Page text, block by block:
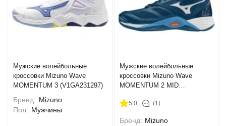
Мужские волейбольные
кроссовки Mizuno Wave
MOMENTUM 3 (V1GA231297)
Бренд: Mizuno
Пол: Мужчины
Мужские волейбольные
кроссовки Mizuno Wave
MOMENTUM 2 MID
5.0 (1)
Бренд: Mizuno